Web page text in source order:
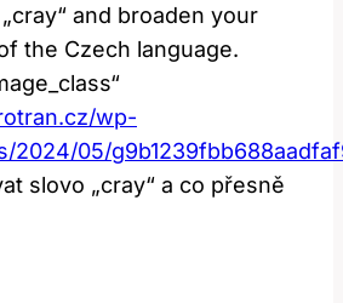
and broaden your
the Czech language.
wp-
2024/05/
slovo „cray“ a co přesně